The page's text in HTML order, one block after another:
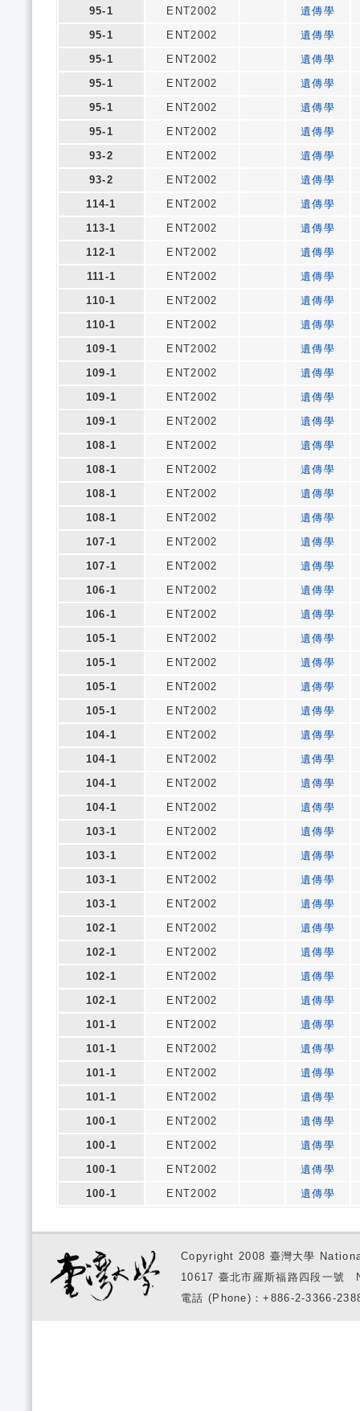
95-1
ENT2002
遺傳學
95-1
ENT2002
遺傳學
95-1
ENT2002
遺傳學
95-1
ENT2002
遺傳學
95-1
ENT2002
遺傳學
95-1
ENT2002
遺傳學
93-2
ENT2002
遺傳學
93-2
ENT2002
遺傳學
114-1
ENT2002
遺傳學
113-1
ENT2002
遺傳學
112-1
ENT2002
遺傳學
111-1
ENT2002
遺傳學
110-1
ENT2002
遺傳學
110-1
ENT2002
遺傳學
109-1
ENT2002
遺傳學
109-1
ENT2002
遺傳學
109-1
ENT2002
遺傳學
109-1
ENT2002
遺傳學
108-1
ENT2002
遺傳學
108-1
ENT2002
遺傳學
108-1
ENT2002
遺傳學
108-1
ENT2002
遺傳學
107-1
ENT2002
遺傳學
107-1
ENT2002
遺傳學
106-1
ENT2002
遺傳學
106-1
ENT2002
遺傳學
105-1
ENT2002
遺傳學
105-1
ENT2002
遺傳學
105-1
ENT2002
遺傳學
105-1
ENT2002
遺傳學
104-1
ENT2002
遺傳學
104-1
ENT2002
遺傳學
104-1
ENT2002
遺傳學
104-1
ENT2002
遺傳學
103-1
ENT2002
遺傳學
103-1
ENT2002
遺傳學
103-1
ENT2002
遺傳學
103-1
ENT2002
遺傳學
102-1
ENT2002
遺傳學
102-1
ENT2002
遺傳學
102-1
ENT2002
遺傳學
102-1
ENT2002
遺傳學
101-1
ENT2002
遺傳學
101-1
ENT2002
遺傳學
101-1
ENT2002
遺傳學
101-1
ENT2002
遺傳學
100-1
ENT2002
遺傳學
100-1
ENT2002
遺傳學
100-1
ENT2002
遺傳學
100-1
ENT2002 遺傳學
Copyright 2008 臺灣大學
10617 臺北市羅斯福路四段一
電話 (Phone)：+886-2-3366-